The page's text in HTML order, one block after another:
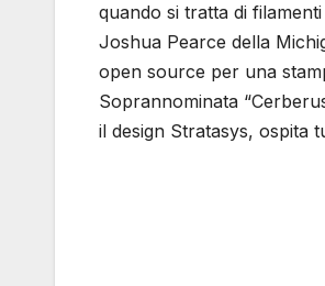
quando si tratta di
Joshua Pearce della
open source per una
Soprannominata
il design Stratasys, ospita